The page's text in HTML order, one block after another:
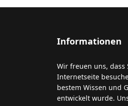
Informationen
Wir freuen uns, dass
Internetseite
bestem Wissen und
entwickelt wurde.